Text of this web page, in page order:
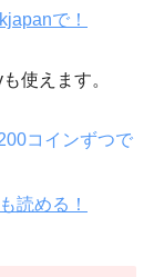
で！
使えます。
コインずつで
読める！